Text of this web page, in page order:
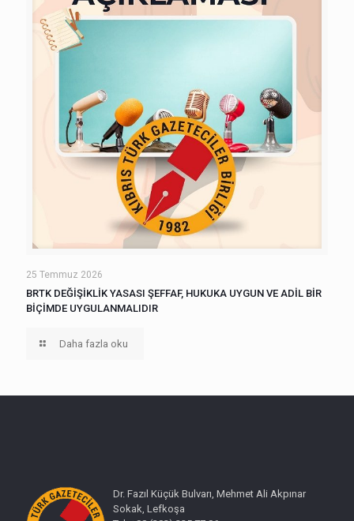
25 Temmuz 2026
BRTK DEĞİŞİKLİK YASASI ŞEFFAF, HUKUKA UYGUN VE ADİL BİR
BİÇİMDE UYGULANMALIDIR
Daha fazla oku
Dr. Fazıl Küçük Bulvarı, Mehmet Ali Akpınar
Sokak, Lefkoşa